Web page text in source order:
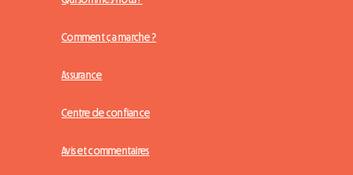
Comment ça marche ?
Assurance
Centre de confiance
Avis et commentaires